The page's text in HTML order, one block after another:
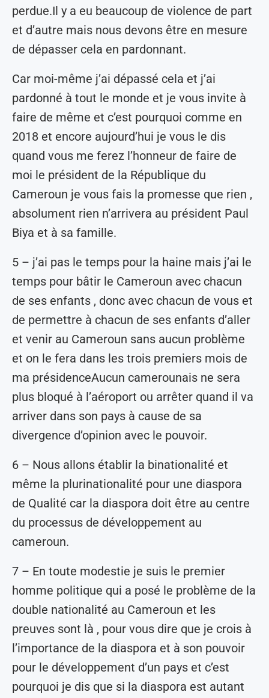
perdue.Il y a eu beaucoup de violence de part
et d’autre mais nous devons être en mesure
de dépasser cela en pardonnant.
Car moi-même j’ai dépassé cela et j’ai
pardonné à tout le monde et je vous invite à
faire de même et c’est pourquoi comme en
2018 et encore aujourd’hui je vous le dis
quand vous me ferez l’honneur de faire de
moi le président de la République du
Cameroun je vous fais la promesse que rien ,
absolument rien n’arrivera au président Paul
Biya et à sa famille.
5 – j’ai pas le temps pour la haine mais j’ai le
temps pour bâtir le Cameroun avec chacun
de ses enfants , donc avec chacun de vous et
de permettre à chacun de ses enfants d’aller
et venir au Cameroun sans aucun problème
et on le fera dans les trois premiers mois de
ma présidenceAucun camerounais ne sera
plus bloqué à l’aéroport ou arrêter quand il va
arriver dans son pays à cause de sa
divergence d’opinion avec le pouvoir.
6 – Nous allons établir la binationalité et
même la plurinationalité pour une diaspora
de Qualité car la diaspora doit être au centre
du processus de développement au
cameroun.
7 – En toute modestie je suis le premier
homme politique qui a posé le problème de la
double nationalité au Cameroun et les
preuves sont là , pour vous dire que je crois à
l’importance de la diaspora et à son pouvoir
pour le développement d’un pays et c’est
pourquoi je dis que si la diaspora est autant